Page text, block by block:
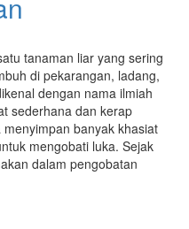
tanaman liar yang sering
di pekarangan, ladang,
dengan nama ilmiah
sederhana dan kerap
banyak khasiat
mengobati luka. Sejak
dalam pengobatan